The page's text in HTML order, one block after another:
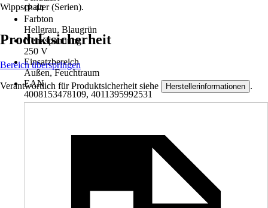
IP 44
Farbton
Hellgrau, Blaugrün
Nennspannung
250 V
Einsatzbereich
Außen, Feuchtraum
EAN
4008153478109, 4011395992531
Wippschalter (Serien).
Produktsicherheit
Bereich überspringen
Verantwortlich für Produktsicherheit siehe Herstellerinformationen .